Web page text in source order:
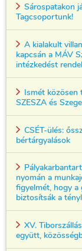
Sárospatakon
Tagcsoportunk!
A kialakult
kapcsán a MÁV
intézkedést
Ismét közösen
SZESZA és
CSÉT-ülés:
bértárgyalások
nyomán a
figyelmét, hogy a
biztosítsák a
XV.
együtt,